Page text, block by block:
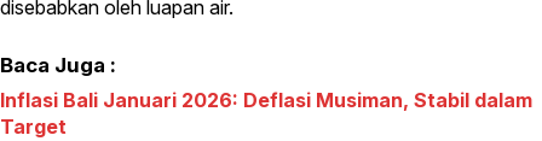
disebabkan oleh luapan air.
Baca Juga :
Inflasi Bali Januari 2026: Deflasi Musiman, Stabil dalam
Target